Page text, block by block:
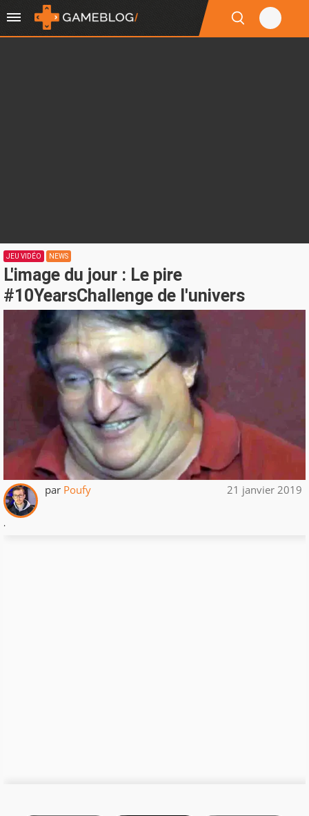
JEU VIDÉO NEWS
L'image du jour : Le pire
#10YearsChallenge de l'univers
par Poufy 21 janvier 2019
.